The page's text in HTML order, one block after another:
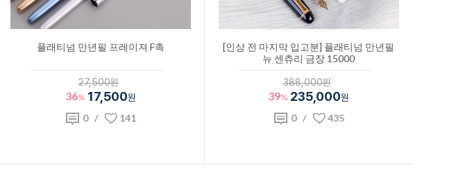
플래티넘 만년필 프레이져 F촉
27,500원
36% 17,500원
0/ 141
[인상 전 마지막 입고분] 플래티넘 만년필
뉴 센츄리 금장 15000
388,000원
39% 235,000원
0/ 435